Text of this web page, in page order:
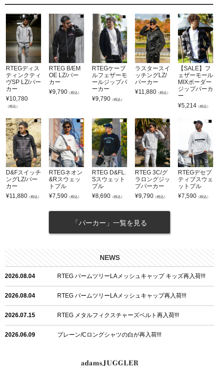
RTEGディス
ティンクティ
ヴSP LZ/パー
カー
¥10,780
（税込）
RTEG B/EM
OE LZ/パー
カー
¥9,790 （税込）
RTEGケーブ
ルフェザーモ
ールジップパ
ーカー
¥9,790 （税込）
ラスタースイ
ッチングLZ/
パーカー
¥11,880 （税込）
【SALE】フ
ェザーモール
MIXボーダー
ジップパーカ
ー
¥5,214 （税込）
D&Fスイッチ
ングLZ/パー
カー
¥11,880 （税込）
RTEGネオン
&Rスウェッ
トプル
¥7,590 （税込）
RTEG D&FL.
Sスウェット
プル
¥8,690 （税込）
RTEG 3C/グ
ラロングジッ
プパーカー
¥9,790 （税込）
RTEGデセプ
ティブスウェ
ットプル
¥7,590 （税込）
「パーカー」一覧を見る
NEWS
2026.08.04 RTEG パームツリーLAメッシュキャップ キッズ再入荷!!!
2026.08.04 RTEG パームツリーLAメッシュキャップ再入荷!!!
2026.07.15 RTEG メタルフィクスチャーズベルト再入荷!!!
2026.06.09 プレーン/Cロングシャツの白が再入荷!!!